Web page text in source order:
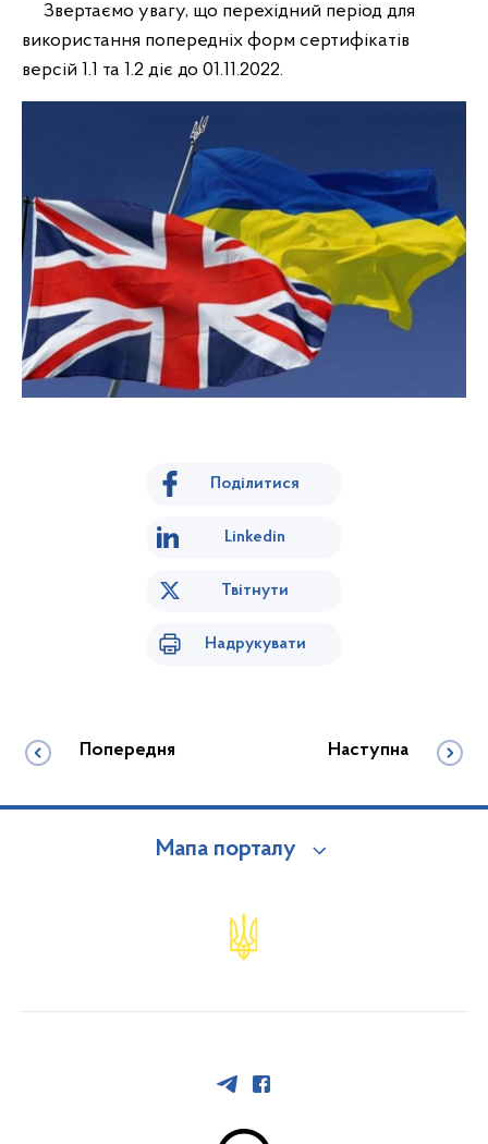
Звертаємо увагу, що перехідний період для
використання попередніх форм сертифікатів
версій 1.1 та 1.2 діє до 01.11.2022.
Поділитися
Linkedin
Твітнути
Надрукувати
Попередня Наступна
Мапа порталу